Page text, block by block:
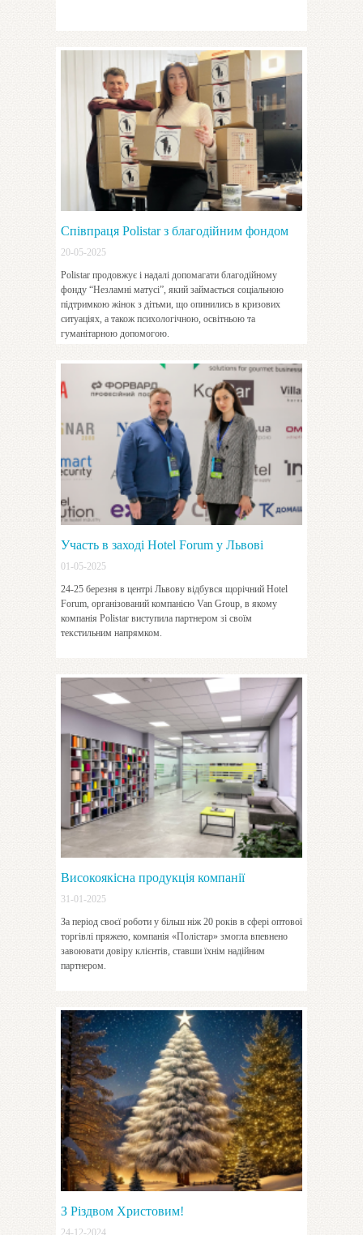
Співпраця Polistar з благодійним фондом
20-05-2025
Polistar продовжує і надалі допомагати благодійному
фонду “Незламні матусі”, який займається соціальною
підтримкою жінок з дітьми, що опинились в кризових
ситуаціях, а також психологічною, освітньою та
гуманітарною допомогою.
Участь в заході Hotel Forum у Львові
01-05-2025
24-25 березня в центрі Львову відбувся щорічний Hotel
Forum, організований компанією Van Group, в якому
компанія Polistar виступила партнером зі своїм
текстильним напрямком.
Високоякісна продукція компанії
«Полістар»
31-01-2025
За період своєї роботи у більш ніж 20 років в сфері оптової
торгівлі пряжею, компанія «Полістар» змогла впевнено
завоювати довіру клієнтів, ставши їхнім надійним
партнером.
З Різдвом Христовим!
24-12-2024